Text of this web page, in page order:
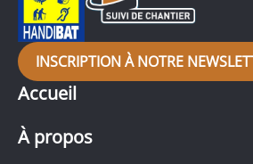
Accueil
À propos
INSCRIPTION À NOTRE